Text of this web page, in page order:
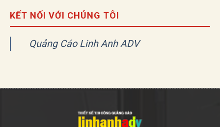
KẾT NỐI VỚI CHÚNG TÔI
Quảng Cáo Linh Anh ADV